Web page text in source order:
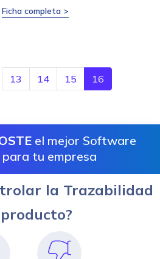
Ficha completa >
13 14 15 16
el mejor Software
tu empresa
la Trazabilidad